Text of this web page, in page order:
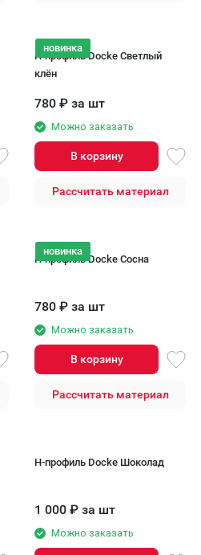
новинка
H-профиль Docke Светлый
клён
780 ₽ за шт
Можно заказать
В корзину
Рассчитать материал
новинка
H-профиль Docke Сосна
780 ₽ за шт
Можно заказать
В корзину
Рассчитать материал
H-профиль Docke Шоколад
1 000 ₽ за шт
Можно заказать